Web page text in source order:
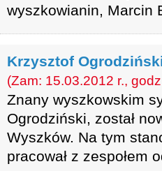
wyszkowianin, Marcin
Krzysztof
(Zam: 15.03.2012 r.,
Znany wyszkowskim
Ogrodziński, został
Wyszków. Na tym
pracował z zespołem